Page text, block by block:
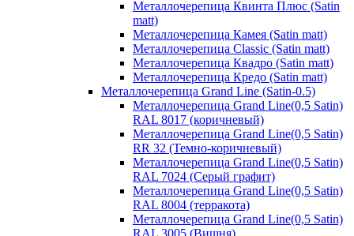
Металлочерепица Квинта Плюс (Satin
matt)
Металлочерепица Камея (Satin matt)
Металлочерепица Classic (Satin matt)
Металлочерепица Квадро (Satin matt)
Металлочерепица Кредо (Satin matt)
Металлочерепица Grand Line (Satin-0.5)
Металлочерепица Grand Line(0,5 Satin)
RAL 8017 (коричневый)
Металлочерепица Grand Line(0,5 Satin)
RR 32 (Темно-коричневый)
Металлочерепица Grand Line(0,5 Satin)
RAL 7024 (Серый графит)
Металлочерепица Grand Line(0,5 Satin)
RAL 8004 (терракота)
Металлочерепица Grand Line(0,5 Satin)
RAL 3005 (Вишня)